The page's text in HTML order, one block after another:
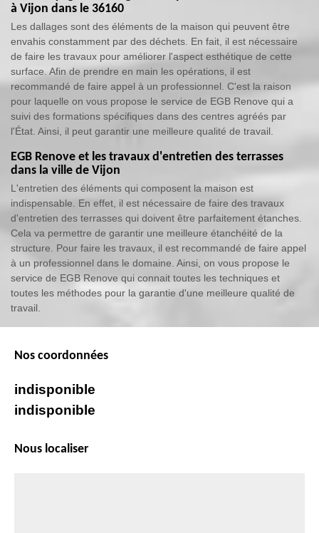
à Vijon dans le 36160
Les dallages sont des éléments de la maison qui peuvent être
envahis constamment par des déchets. En fait, il est nécessaire
de faire les travaux pour améliorer l'aspect esthétique de cette
surface. Afin de prendre en main les opérations, il est
recommandé de faire appel à un professionnel. C'est la raison
pour laquelle on vous propose le service de EGB Renove qui a
suivi des formations spécifiques dans des centres agréés par
l'État. Ainsi, il peut garantir une meilleure qualité de travail.
EGB Renove et les travaux d'entretien des terrasses
dans la ville de Vijon
L'entretien des éléments qui composent la maison est
indispensable. En effet, il est nécessaire de faire des travaux
d'entretien des terrasses qui doivent être parfaitement étanches.
Cela va permettre de garantir une meilleure étanchéité de la
structure. Pour faire les travaux, il est recommandé de faire appel
à un professionnel dans le domaine. Ainsi, on vous propose le
service de EGB Renove qui connait toutes les techniques et
toutes les méthodes pour la garantie d'une meilleure qualité de
travail.
Nos coordonnées
indisponible
indisponible
Nous localiser